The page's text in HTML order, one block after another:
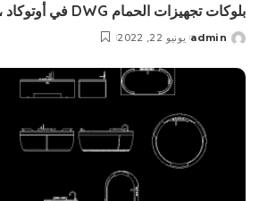
بلوکات تجهيزات الحمام DWG في أوتوكاد ، تحميل
Posted
admin يونيو 22, 2022